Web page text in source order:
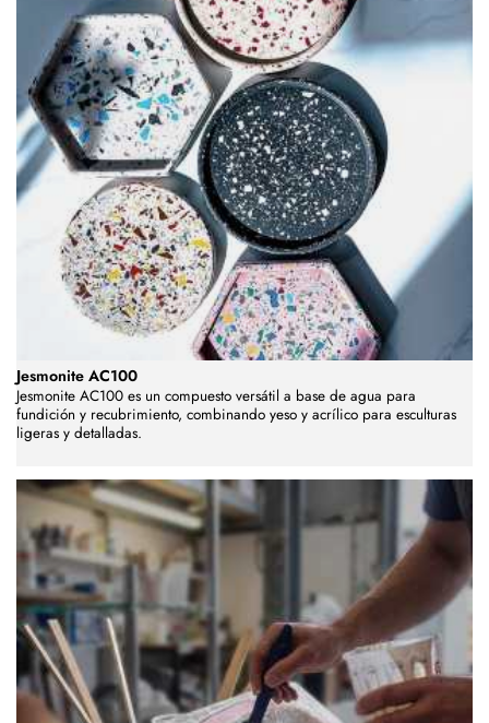
Jesmonite AC100
Jesmonite AC100 es un compuesto versátil a base de agua para
fundición y recubrimiento, combinando yeso y acrílico para esculturas
ligeras y detalladas.